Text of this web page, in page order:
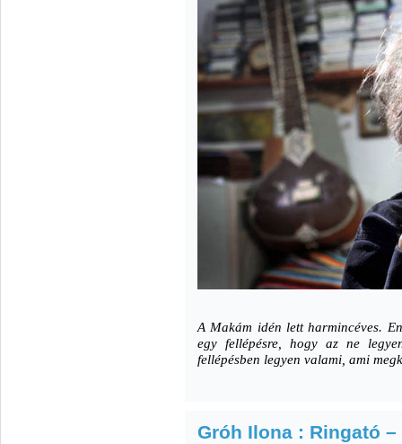
A Makám idén lett harmincéves.
egy fellépésre, hogy az ne
fellépésben legyen valami, ami
Gróh Ilona : Ringató